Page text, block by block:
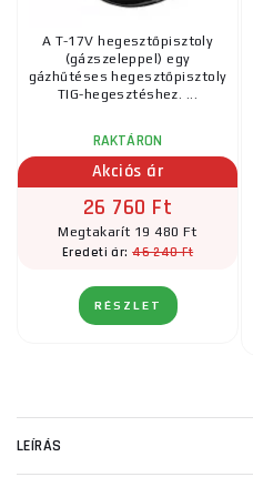
A T-17V hegesztőpisztoly
(gázszeleppel) egy
gázhűtéses hegesztőpisztoly
TIG-hegesztéshez. ...
RAKTÁRON
Akciós ár
26 760 Ft
Megtakarít 19 480 Ft
Eredeti ár:46 240 Ft
RÉSZLET
LEÍRÁS